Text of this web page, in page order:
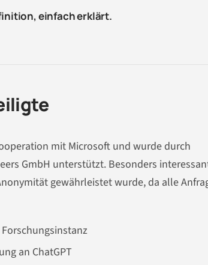
einfach erklärt.
mit Microsoft und wurde durch
GmbH unterstützt. Besonders
gewährleistet wurde, da alle
an ChatGPT